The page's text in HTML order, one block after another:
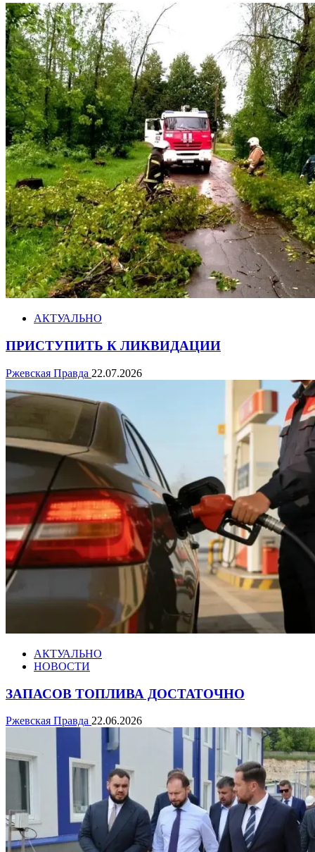
АКТУАЛЬНО
ПРИСТУПИТЬ К ЛИКВИДАЦИИ
Ржевская Правда 22.07.2026
АКТУАЛЬНО
НОВОСТИ
ЗАПАСОВ ТОПЛИВА ДОСТАТОЧНО
Ржевская Правда 22.06.2026